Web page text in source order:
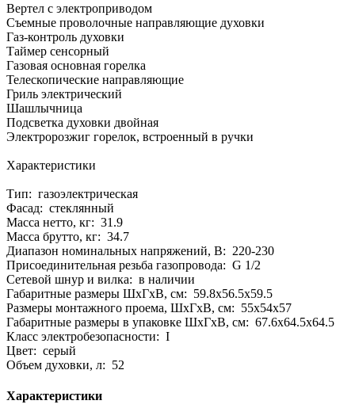
Вертел с электроприводом
Съемные проволочные направляющие духовки
Газ-контроль духовки
Таймер сенсорный
Газовая основная горелка
Телескопические направляющие
Гриль электрический
Шашлычница
Подсветка духовки двойная
Электророзжиг горелок, встроенный в ручки
Характеристики
Тип: газоэлектрическая
Фасад: стеклянный
Масса нетто, кг: 31.9
Масса брутто, кг: 34.7
Диапазон номинальных напряжений, В: 220-230
Присоединительная резьба газопровода: G 1/2
Сетевой шнур и вилка: в наличии
Габаритные размеры ШхГхВ, см: 59.8х56.5х59.5
Размеры монтажного проема, ШхГхВ, см: 55x54x57
Габаритные размеры в упаковке ШхГхВ, см: 67.6x64.5x64.5
Класс электробезопасности: I
Цвет: серый
Объем духовки, л: 52
Характеристики